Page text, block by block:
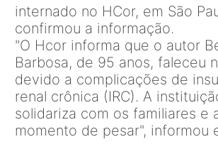
internado no HCor, em São
confirmou a informação.
"O Hcor informa que o autor
Barbosa, de 95 anos, faleceu
devido a complicações de
renal crônica (IRC). A
solidariza com os familiares e
momento de pesar", informou